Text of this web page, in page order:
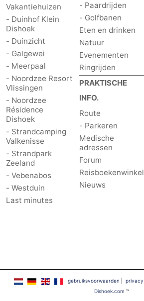
Vakantiehuizen
- Duinhof Klein
Dishoek
- Duinzicht
- Galgewei
- Meerpaal
- Noordzee Resort
Vlissingen
- Noordzee
Résidence
Dishoek
- Strandcamping
Valkenisse
- Strandpark
Zeeland
- Vebenabos
- Westduin
Last minutes
- Paardrijden
- Golfbanen
Eten en drinken
Natuur
Evenementen
Ringrijden
PRAKTISCHE
INFO.
Route
- Parkeren
Medische
adressen
Forum
Reisboekenwinkel
Nieuws
gebruiksvoorwaarden |privacy
Dishoek.com ™